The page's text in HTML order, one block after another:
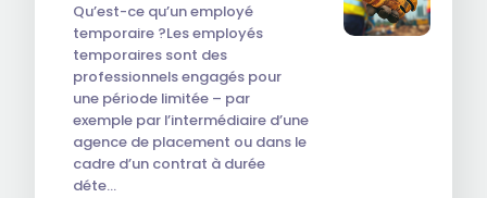
Qu’est-ce qu’un employé
temporaire ?Les employés
temporaires sont des
professionnels engagés pour
une période limitée – par
exemple par l’intermédiaire d’une
agence de placement ou dans le
cadre d’un contrat à durée
déte…